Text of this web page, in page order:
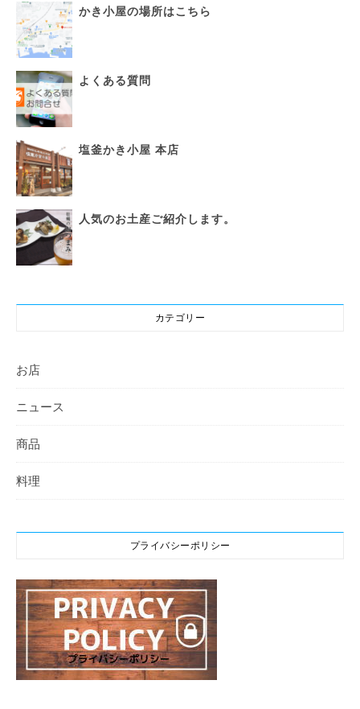
かき小屋の場所はこちら
よくある質問
塩釜かき小屋 本店
人気のお土産ご紹介します。
カテゴリー
お店
ニュース
商品
料理
プライバシーポリシー